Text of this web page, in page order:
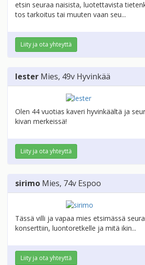
etsin seuraa naisista, luotettavista
tos tarkoitus tai muuten vaan seu...
Liity ja ota yhteyttä
lester Mies, 49v Hyvinkää
Olen 44 vuotias kaveri hyvinkäältä ja
kivan merkeissä!
Liity ja ota yhteyttä
sirimo Mies, 74v Espoo
Tässä villi ja vapaa mies etsimässä
konserttiin, luontoretkelle ja mitä ikin...
Liity ja ota yhteyttä